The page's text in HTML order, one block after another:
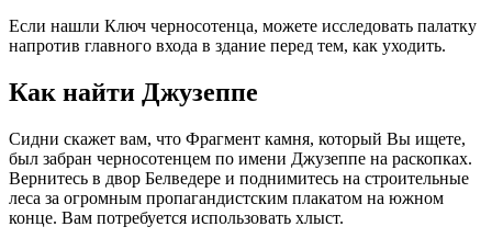
Если нашли Ключ черносотенца, можете исследовать палатку
напротив главного входа в здание перед тем, как уходить.
Как найти Джузеппе
Сидни скажет вам, что Фрагмент камня, который Вы ищете,
был забран черносотенцем по имени Джузеппе на раскопках.
Вернитесь в двор Белведере и поднимитесь на строительные
леса за огромным пропагандистским плакатом на южном
конце. Вам потребуется использовать хлыст.